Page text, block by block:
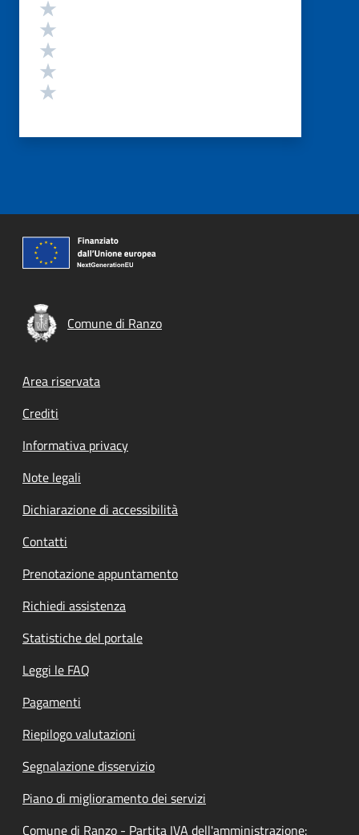
Comune di Ranzo
Footer menu
Area riservata
Crediti
Informativa privacy
Note legali
Dichiarazione di accessibilità
Contatti
Prenotazione appuntamento
Richiedi assistenza
Statistiche del portale
Leggi le FAQ
Pagamenti
Riepilogo valutazioni
Segnalazione disservizio
Piano di miglioramento dei servizi
Comune di Ranzo - Partita IVA dell'amministrazione: